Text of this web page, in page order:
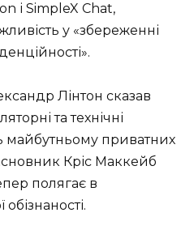
і SimpleX Chat,
у «збереженні
Лінтон сказав
та технічні
майбутньому приватних
Кріс Маккейб
полягає в